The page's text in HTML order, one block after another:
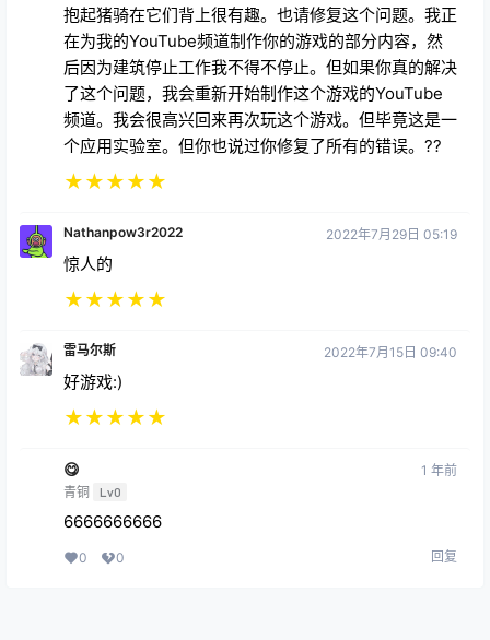
抱起猪骑在它们背上很有趣。也请修复这个问题。我正
在为我的YouTube频道制作你的游戏的部分内容，然
后因为建筑停止工作我不得不停止。但如果你真的解决
了这个问题，我会重新开始制作这个游戏的YouTube
频道。我会很高兴回来再次玩这个游戏。但毕竟这是一
个应用实验室。但你也说过你修复了所有的错误。??
★★★★★
Nathanpow3r2022 2022年7月29日 05:19
惊人的
★★★★★
雷马尔斯 2022年7月15日 09:40
好游戏:)
★★★★★
😋
青铜 Lv0
1 年前
6666666666
0 0 回复